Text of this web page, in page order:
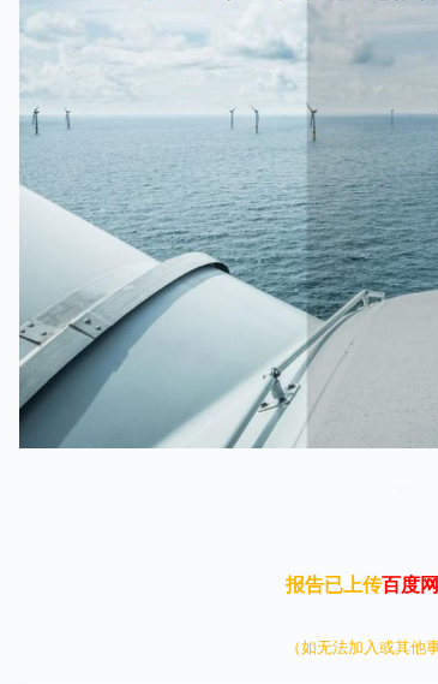
报告已上传百度
（如无法加入或其他